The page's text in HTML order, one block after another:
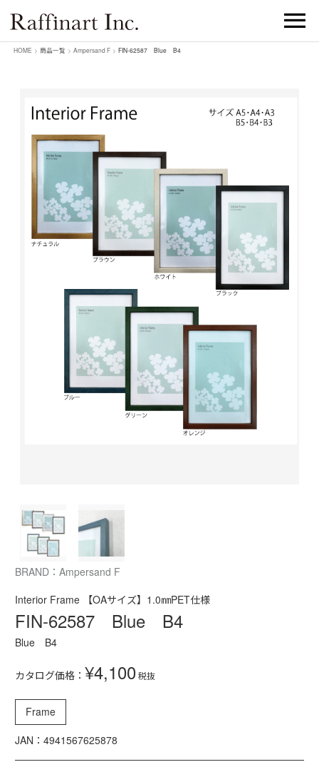
HOME > 商品一覧 > Ampersand F > FIN-62587 Blue B4
BRAND：Ampersand F
Interior Frame 【OAサイズ】1.0㎜PET仕様
FIN-62587 Blue B4
Blue B4
カタログ価格： ¥4,100税抜
Frame
JAN：4941567625878